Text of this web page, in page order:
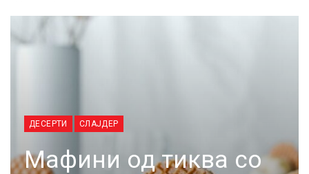
ДЕСЕРТИ СЛАЈДЕР
Мафини од тиква со